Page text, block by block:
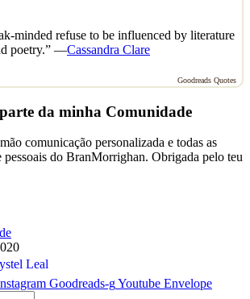
minded refuse to be influenced by literature
poetry.” —Cassandra Clare
Goodreads Quotes
parte da minha Comunidade
comunicação personalizada e todas as
pessoais do BranMorrighan. Obrigada pelo teu
Leal
Goodreads-gYoutube Envelope